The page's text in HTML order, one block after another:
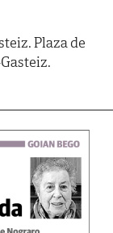
Plaza de